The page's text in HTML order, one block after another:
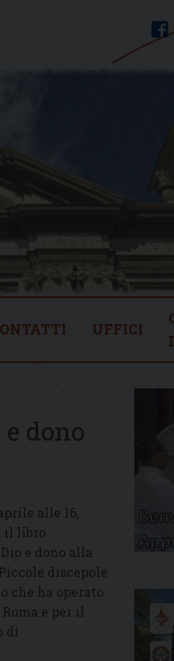
UFFICI
dono
alle 16,
il libro
e dono alla
discepole
che ha operato
e per il
di